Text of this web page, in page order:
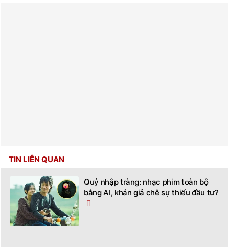
TIN LIÊN QUAN
Quỷ nhập tràng: nhạc phim toàn bộ
bằng AI, khán giả chê sự thiếu đầu tư?